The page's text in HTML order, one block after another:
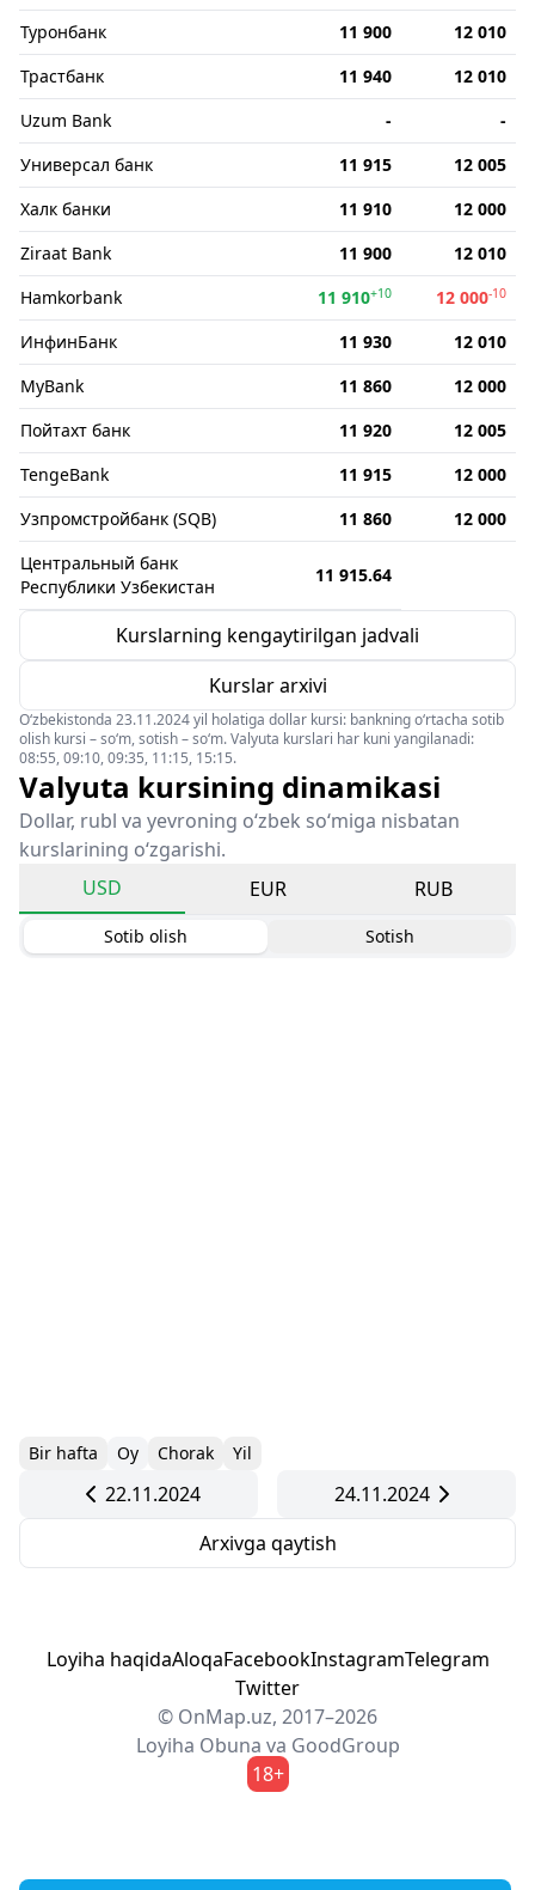
Туронбанк
11 900
12 010
Трастбанк
11 940
12 010
Uzum Bank
-
-
Универсал банк
11 915
12 005
Халк банки
11 910
12 000
Ziraat Bank
11 900
12 010
Hamkorbank
11 910+10 12 000-10
ИнфинБанк 11 930
12 010
MyBank
11 860
12 000
Пойтахт банк
11 920
12 005
TengeBank
11 915
12 000
Узпромстройбанк (SQB)
11 860
12 000
Центральный банк
Республики Узбекистан
11 915.64
Kurslarning kengaytirilgan jadvali
Kurslar arxivi
O‘zbekistonda 23.11.2024 yil holatiga dollar kursi: bankning o‘rtacha sotib
olish kursi – so‘m, sotish – so‘m. Valyuta kurslari har kuni yangilanadi:
08:55, 09:10, 09:35, 11:15, 15:15.
Valyuta kursining dinamikasi
Dollar, rubl va yevroning o‘zbek so‘miga nisbatan
kurslarining o‘zgarishi.
USD
EUR RUB
Sotib olish Sotish
Bir hafta Oy Chorak Yil
22.11.2024
24.11.2024
Arxivga qaytish
Loyiha haqidaAloqaFacebookInstagramTelegram
Twitter
© OnMap.uz, 2017–2026
Loyiha Obuna va GoodGroup
18+